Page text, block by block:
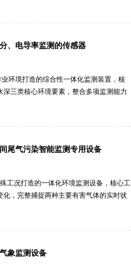
辐射数据的采集、整理、存储与传输工
的粗放模式，让气候分析、生态研究、
、电导率监测的传感器
环境打造的综合性一体化监测装置，核
三类核心环境要素，整合多项监测能力
据信息。整套设备全程自动化运转，无
解决人工监测数据断层、作业受限、效
可控，各项环境变化都能够全程留存记
尾气污染智能监测专用设备
工况打造的一体化环境监测设备，核心工
，完整捕捉两种主要有害气体的实时状
员到场手动采样、现场记录数据，从数
结合分析，真实还原隧道内部整体空气
象监测设备